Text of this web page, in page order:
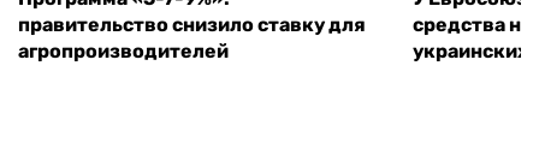
правительство снизило ставку для
агропроизводителей
средства